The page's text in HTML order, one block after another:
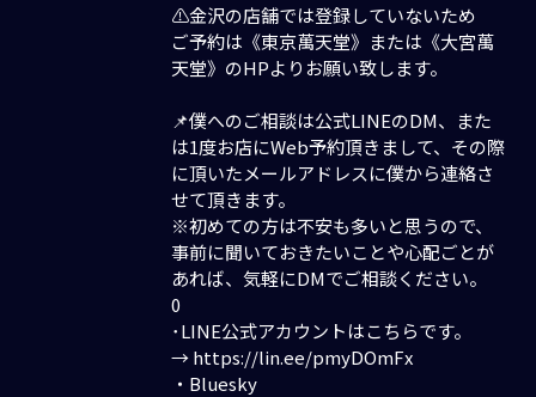
⚠️金沢の店舗では登録していないため
ご予約は《東京萬天堂》または《大宮萬
天堂》のHPよりお願い致します。
📌僕へのご相談は公式LINEのDM、また
は1度お店にWeb予約頂きまして、その際
に頂いたメールアドレスに僕から連絡さ
せて頂きます。
※初めての方は不安も多いと思うので、
事前に聞いておきたいことや心配ごとが
あれば、気軽にDMでご相談ください。
0
･LINE公式アカウントはこちらです。
→ https://lin.ee/pmyDOmFx
・Bluesky